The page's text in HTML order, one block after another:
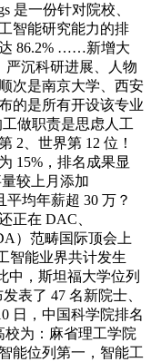
是一份针对院校、
智能研究能力的排
86.2% ……新增大
严沉科研进展、人物
次是南京大学、西安
的是所有开设该专业
做职责是思虑人工
2、世界第 12 位！
15%，排名成果显
较上月添加
均年薪超 30 万？
正在 DAC、
）范畴国际顶会上
智能业界共计发生
中，斯坦福大学位列
表了 47 名新院士、
日，中国科学院排名
校为：麻省理工学院
能位列第一，智能工